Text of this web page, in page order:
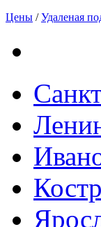
Цены /Удаленая